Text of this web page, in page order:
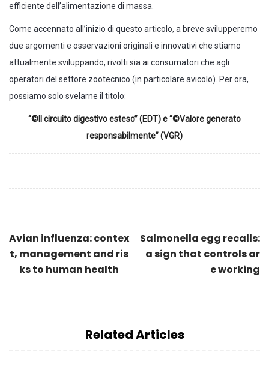
efficiente dell’alimentazione di massa.
Come accennato all’inizio di questo articolo, a breve svilupperemo
due argomenti e osservazioni originali e innovativi che stiamo
attualmente sviluppando, rivolti sia ai consumatori che agli
operatori del settore zootecnico (in particolare avicolo). Per ora,
possiamo solo svelarne il titolo:
“©Il circuito digestivo esteso” (EDT) e “©Valore generato
responsabilmente” (VGR)
Avian influenza: contex
t, management and ris
ks to human health
Salmonella egg recalls:
a sign that controls ar
e working
Related Articles